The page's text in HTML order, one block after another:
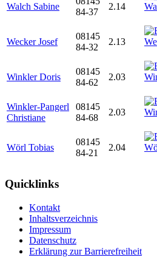
Walch Sabine
84-37
2.14
Wecker Josef
08145
84-32
2.13
Winkler Doris
08145
84-62
2.03
Winkler-Pangerl
Christiane
08145
84-68
2.03
Wörl Tobias
08145
84-21
2.04
Quicklinks
Kontakt
Inhaltsverzeichnis
Impressum
Datenschutz
Erklärung zur Barrierefreiheit